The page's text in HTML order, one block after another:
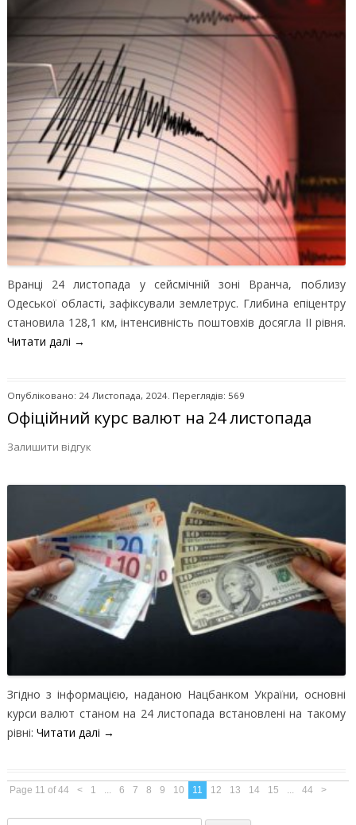
Вранці 24 листопада у сейсмічній зоні Вранча, поблизу
Одеської області, зафіксували землетрус. Глибина епіцентру
становила 128,1 км, інтенсивність поштовхів досягла II рівня.
Читати далі →
Опубліковано: 24 Листопада, 2024. Переглядів: 569
Офіційний курс валют на 24 листопада
Залишити відгук
Згідно з інформацією, наданою Нацбанком України, основні
курси валют станом на 24 листопада встановлені на такому
рівні: Читати далі →
Page 11 of 44 < 1 ... 6 7 8 9 10 11 12 13 14 15 ... 44 >